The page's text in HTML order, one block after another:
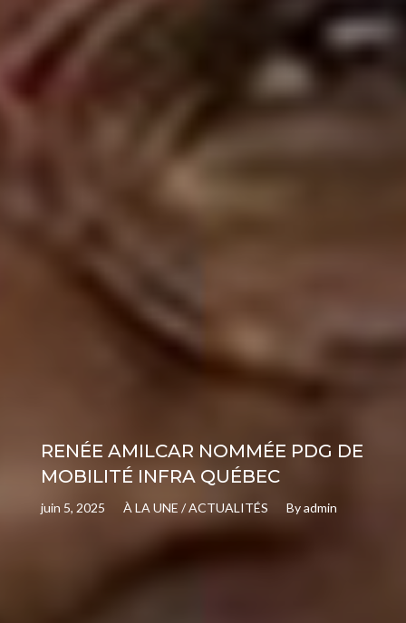
RENÉE AMILCAR NOMMÉE PDG DE
MOBILITÉ INFRA QUÉBEC
juin 5, 2025 À LA UNE /ACTUALITÉS Byadmin